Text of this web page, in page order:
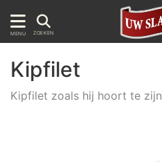
MENU ZOEKEN
Kipfilet
Kipfilet zoals hij hoort te zijn